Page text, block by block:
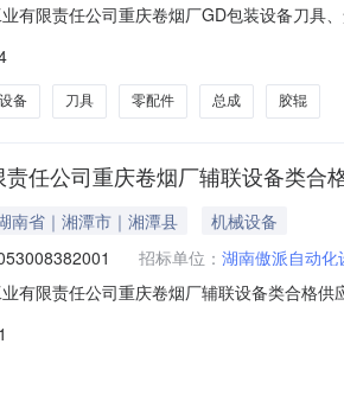
有限责任公司重庆卷烟厂GD包装设备刀具
:未上传,投标人名称:重庆赞弘机电设备有
设备 刀具 零配件 总成 胶辊
任公司重庆卷烟厂辅联设备类合
南省｜湘潭市｜湘潭县
机械设备
招标单位： 湖南傲派自动
有限责任公司重庆卷烟厂辅联设备类合格
海永利工业制带有限公司;项目负责人:;报价